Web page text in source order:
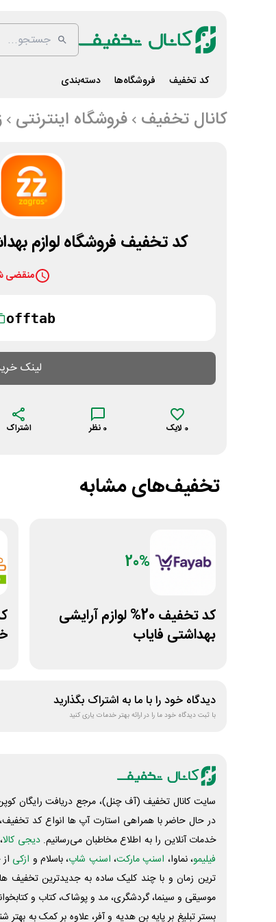
کد تخفیف فروشگاه‌ها دسته‌بندی
کانال تخفیف فروشگاه اینترنتی
کد تخفیف فروشگاه لوازم
منقضی
offtab
لینک
0 لایک 0 نظر اشتراک
تخفیف‌های مشابه
20%
کد تخفیف 20% لوازم آرایشی
بهداشتی فایاب
دیدگاه خود را با ما به اشتراک بگذارید
با ثبت دیدگاه خود ما را در ارائه بهتر خدمات یاری کنید
سایت کانال تخفیف (آف چنل)، مرجع دریافت رایگان
در حال حاضر با همراهی استارت آپ ها انواع کد
خدمات آنلاین را به اطلاع مخاطبان می‌رسانیم. دیجی کالا،
فیلیمو، نماوا، اسنپ مارکت، اسنپ شاپ، باسلام و ازکی
ترین زمان و با چند کلیک ساده به جدیدترین تخفیف ها
موسیقی و سینما، گردشگری، مد و پوشاک، کتاب و
بستر تبلیغ بر پایه بن هدیه و آفر، علاوه بر کمک به